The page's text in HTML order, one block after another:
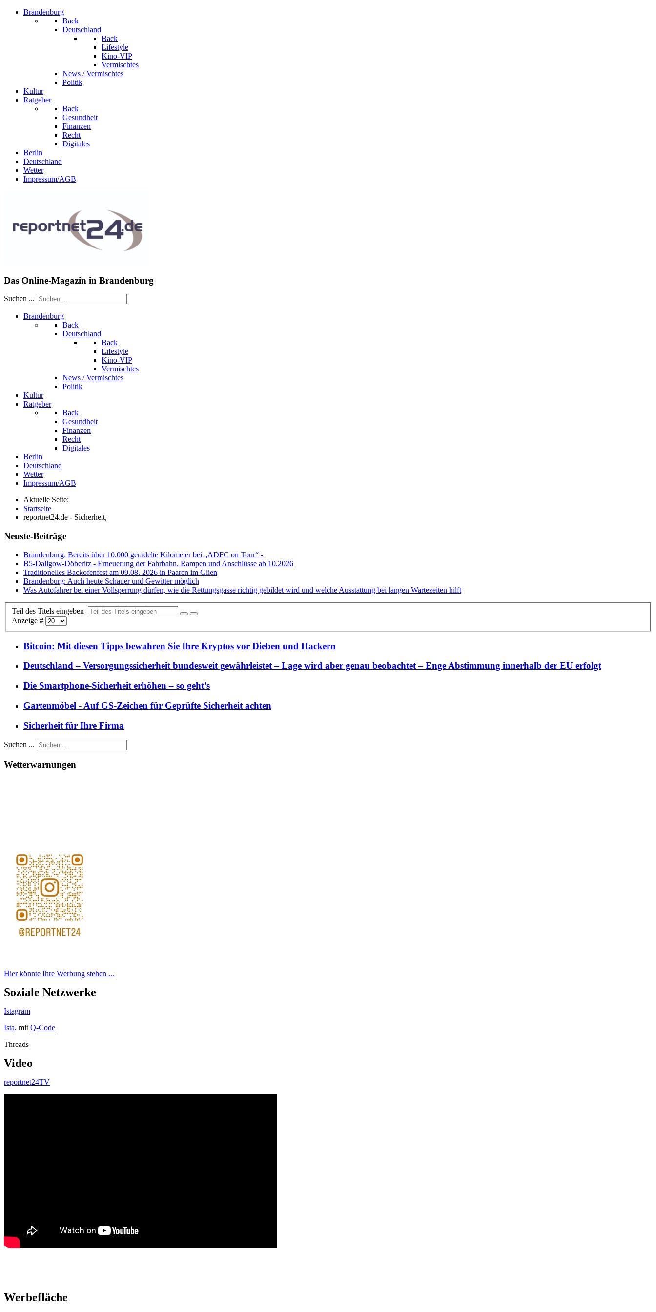
Brandenburg
Back
Deutschland
Back
Lifestyle
Kino-VIP
Vermischtes
News / Vermischtes
Politik
Kultur
Ratgeber
Back
Gesundheit
Finanzen
Recht
Digitales
Berlin
Deutschland
Wetter
Impressum/AGB
Das Online-Magazin in Brandenburg
Suchen ...
Brandenburg
Back
Deutschland
Back
Lifestyle
Kino-VIP
Vermischtes
News / Vermischtes
Politik
Kultur
Ratgeber
Back
Gesundheit
Finanzen
Recht
Digitales
Berlin
Deutschland
Wetter
Impressum/AGB
Aktuelle Seite:
Startseite
reportnet24.de - Sicherheit,
Neuste-Beiträge
Brandenburg: Bereits über 10.000 geradelte Kilometer bei „ADFC on Tour“ -
B5-Dallgow-Döberitz - Erneuerung der Fahrbahn, Rampen und Anschlüsse ab 10.2026
Traditionelles Backofenfest am 09.08. 2026 in Paaren im Glien
Brandenburg: Auch heute Schauer und Gewitter möglich
Was Autofahrer bei einer Vollsperrung dürfen, wie die Rettungsgasse richtig gebildet wird und welche Ausstattung bei langen Wartezeiten hilft
Teil des Titels eingeben
Anzeige #
Bitcoin: Mit diesen Tipps bewahren Sie Ihre Kryptos vor Dieben und Hackern
Deutschland – Versorgungssicherheit bundesweit gewährleistet – Lage wird aber genau beobachtet – Enge Abstimmung innerhalb der EU erfolgt
Die Smartphone-Sicherheit erhöhen – so geht’s
Gartenmöbel - Auf GS-Zeichen für Geprüfte Sicherheit achten
Sicherheit für Ihre Firma
Suchen ...
Wetterwarnungen
Hier könnte Ihre Werbung stehen ...
Soziale Netzwerke
Istagram
Ista. mit Q-Code
Threads
Video
reportnet24TV
Werbefläche